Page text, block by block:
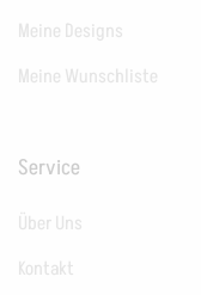
Meine Designs
Meine Wunschliste
Service
Über Uns
Kontakt